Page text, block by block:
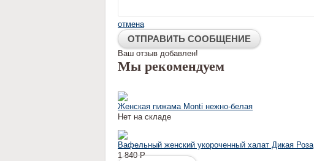
отмена
Ваш отзыв добавлен!
Мы рекомендуем
Женская пижама Monti нежно-белая
Нет на складе
Вафельный женский укороченный халат Дикая Роза
1 840Р